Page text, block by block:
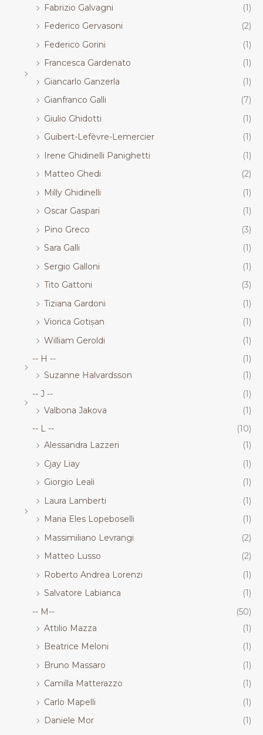
Fabrizio Galvagni
(1)
Federico Gervasoni
(2)
Federico Gorini
(1)
Francesca Gardenato
(1)
Giancarlo Ganzerla
(1)
Gianfranco Galli
(7)
Giulio Ghidotti
(1)
Guibert-Lefèvre-Lemercier
(1)
Irene Ghidinelli Panighetti
(1)
Matteo Ghedi
(2)
Milly Ghidinelli
(1)
Oscar Gaspari
(1)
Pino Greco
(3)
Sara Galli
(1)
Sergio Galloni
(1)
Tito Gattoni
(3)
Tiziana Gardoni
(1)
Viorica Gotișan
(1)
William Geroldi
(1)
-- H --
(1)
Suzanne Halvardsson
(1)
-- J --
(1)
Valbona Jakova
(1)
-- L --
(10)
Alessandra Lazzeri
(1)
Cjay Liay
(1)
Giorgio Leali
(1)
Laura Lamberti
(1)
Maria Eles Lopeboselli
(1)
Massimiliano Levrangi
(2)
Matteo Lusso
(2)
Roberto Andrea Lorenzi
(1)
Salvatore Labianca
(1)
-- M--
(50)
Attilio Mazza
(1)
Beatrice Meloni
(1)
Bruno Massaro
(1)
Camilla Matterazzo
(1)
Carlo Mapelli
(1)
Daniele Mor
(1)